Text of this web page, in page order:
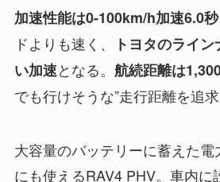
加速性能は0-100km/h加速6.0秒
ドよりも速く、
トヨタのライ
い加速となる。 航続距離は
でも行けそうな”走行距離を追求
大容量のバッテリーに蓄えた
にも使えるRAV4 PHV。車内に